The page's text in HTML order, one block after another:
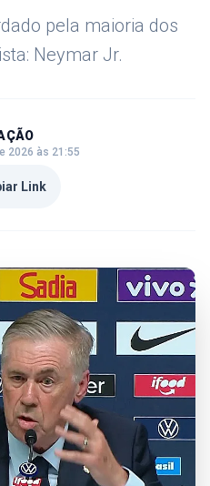
pela maioria dos
Neymar Jr.
2026 às 21:55
Link